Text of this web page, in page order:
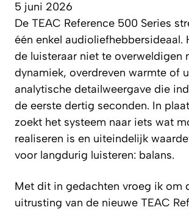
5 juni 2026
De TEAC Reference 500 Series
één enkel audioliefhebbersideaal.
de luisteraar niet te overweldigen
dynamiek, overdreven warmte of
analytische detailweergave die
de eerste dertig seconden. In
zoekt het systeem naar iets wat
realiseren is en uiteindelijk
voor langdurig luisteren: balans.
Met dit in gedachten vroeg ik om
uitrusting van de nieuwe TEAC